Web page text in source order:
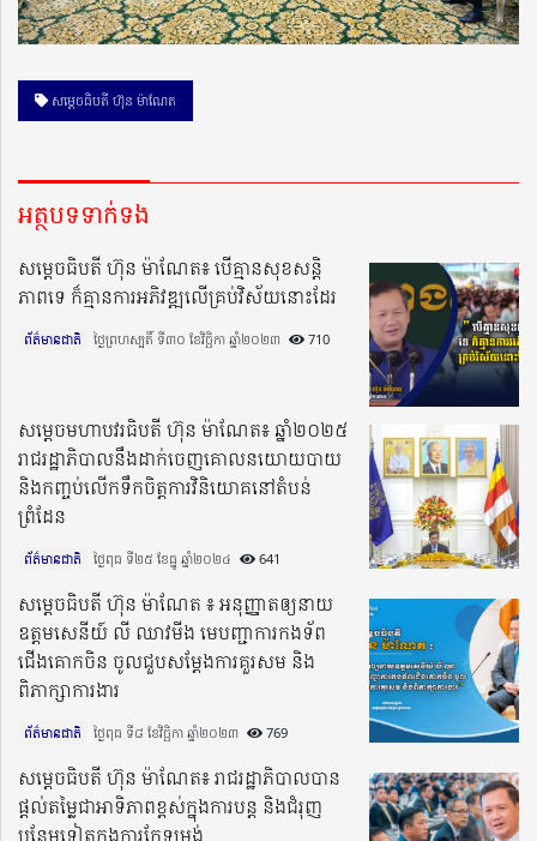
សម្ដេចធិបតី ហ៊ុន ម៉ាណែត
អត្ថបទទាក់ទង
សម្តេចធិបតី ហ៊ុន ម៉ាណែត៖ បើគ្មានសុខសន្ដិ
ភាពទេ ក៏គ្មានការអភិវឌ្ឍលើគ្រប់វិស័យនោះដែរ
ព័ត៌មានជាតិ ថ្ងៃព្រហស្បតិ៍ ទី៣០ ខែវិច្ឆិកា ឆ្នាំ២០២៣​ 710
សម្តេចមហាបវរធិបតី ហ៊ុន ម៉ាណែត៖ ឆ្នាំ២០២៥
រាជរដ្ឋាភិបាលនឹងដាក់​ចេញគោលនយោយបាយ
និងកញ្ចប់​លើក​ទឹកចិត្តការវិនិយោគ​នៅតំបន់​
ព្រំដែន​
ព័ត៌មានជាតិ ថ្ងៃពុធ ទី២៥ ខែធ្នូ ឆ្នាំ២០២៤​ 641
សម្តេចធិបតី ហ៊ុន ម៉ាណែត ៖ អនុញ្ញាតឲ្យនាយ
ឧត្តមសេនីយ៍ លី ឈាវមីង មេបញ្ជាការកងទ័ព
ជើងគោកចិន ចូលជួបសម្តែងការគួរសម និង
ពិភាក្សាការងារ
ព័ត៌មានជាតិ ថ្ងៃពុធ ទី៨ ខែវិច្ឆិកា ឆ្នាំ២០២៣​ 769
សម្តេចធិបតី ហ៊ុន ម៉ាណែត៖ រាជរដ្ឋាភិបាលបាន
ផ្តល់តម្លៃជាអាទិភាពខ្ពស់ក្នុងការបន្ត និងជំរុញ
បន្ថែមទៀតក្នុងការកែទម្រង់